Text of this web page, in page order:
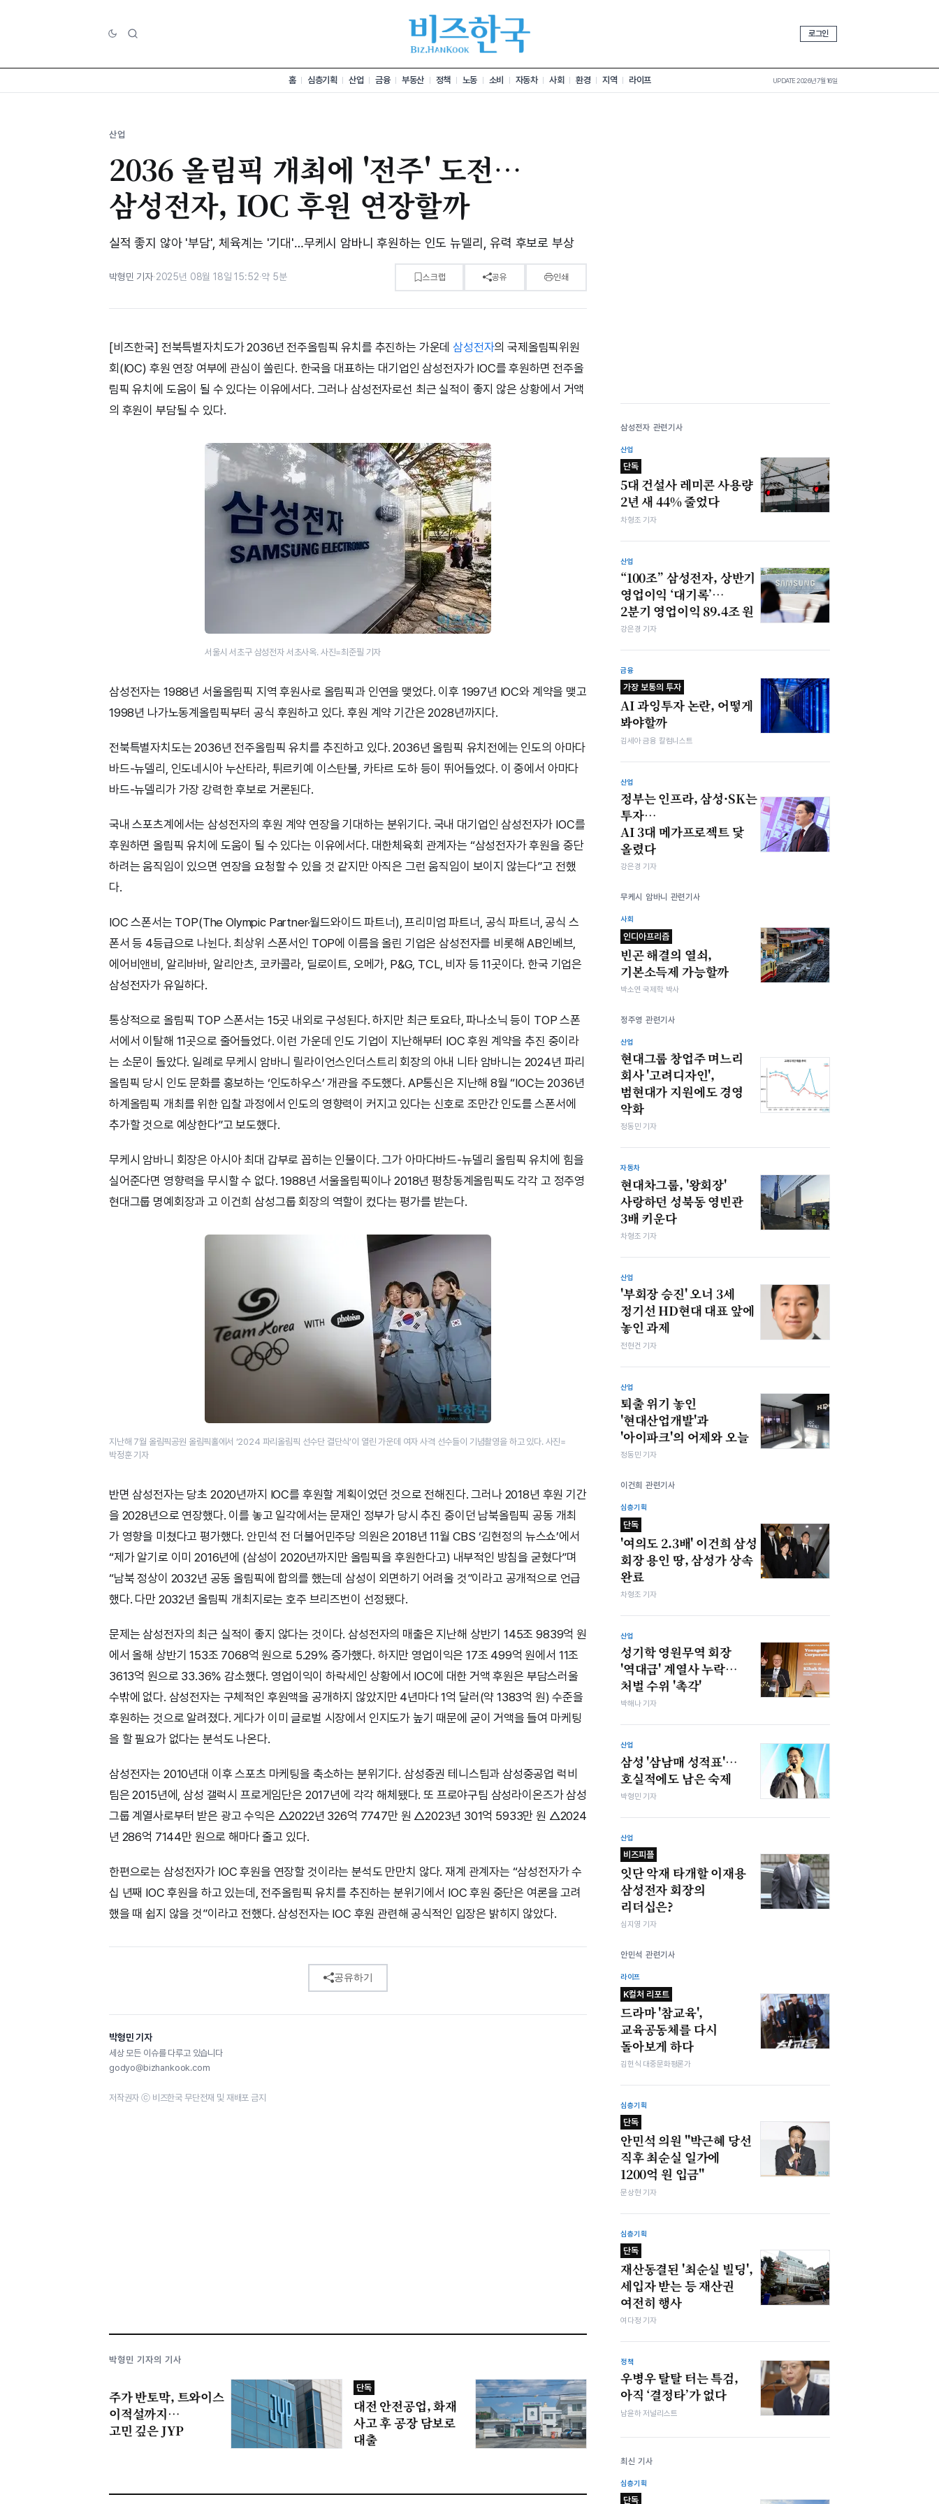
로그인
홈 심층기획 산업 금융 부동산 정책 노동 소비 자동차 사회 환경 지역 라이프 UPDATE 2026년 7월 16일
산업
2036 올림픽 개최에 '전주' 도전…
삼성전자, IOC 후원 연장할까
실적 좋지 않아 '부담', 체육계는 '기대'…무케시 암바니 후원하는 인도 뉴델리, 유력 후보로 부상
박형민 기자·2025년 08월 18일 15:52·약 5분 스크랩 공유 인쇄
[비즈한국] 전북특별자치도가 2036년 전주올림픽 유치를 추진하는 가운데삼성전자의 국제올림픽위원
회(IOC) 후원 연장 여부에 관심이 쏠린다. 한국을 대표하는 대기업인 삼성전자가 IOC를 후원하면 전주올
림픽 유치에 도움이 될 수 있다는 이유에서다. 그러나 삼성전자로선 최근 실적이 좋지 않은 상황에서 거액
의 후원이 부담될 수 있다.
서울시 서초구 삼성전자 서초사옥. 사진=최준필 기자
삼성전자는 1988년 서울올림픽 지역 후원사로 올림픽과 인연을 맺었다. 이후 1997년 IOC와 계약을 맺고
1998년 나가노동계올림픽부터 공식 후원하고 있다. 후원 계약 기간은 2028년까지다.
전북특별자치도는 2036년 전주올림픽 유치를 추진하고 있다. 2036년 올림픽 유치전에는 인도의 아마다
바드-뉴델리, 인도네시아 누산타라, 튀르키예 이스탄불, 카타르 도하 등이 뛰어들었다. 이 중에서 아마다
바드-뉴델리가 가장 강력한 후보로 거론된다.
국내 스포츠계에서는 삼성전자의 후원 계약 연장을 기대하는 분위기다. 국내 대기업인 삼성전자가 IOC를
후원하면 올림픽 유치에 도움이 될 수 있다는 이유에서다. 대한체육회 관계자는 “삼성전자가 후원을 중단
하려는 움직임이 있으면 연장을 요청할 수 있을 것 같지만 아직은 그런 움직임이 보이지 않는다”고 전했
다.
IOC 스폰서는 TOP(The Olympic Partner·월드와이드 파트너), 프리미엄 파트너, 공식 파트너, 공식 스
폰서 등 4등급으로 나뉜다. 최상위 스폰서인 TOP에 이름을 올린 기업은 삼성전자를 비롯해 AB인베브,
에어비앤비, 알리바바, 알리안츠, 코카콜라, 딜로이트, 오메가, P&G, TCL, 비자 등 11곳이다. 한국 기업은
삼성전자가 유일하다.
통상적으로 올림픽 TOP 스폰서는 15곳 내외로 구성된다. 하지만 최근 토요타, 파나소닉 등이 TOP 스폰
서에서 이탈해 11곳으로 줄어들었다. 이런 가운데 인도 기업이 지난해부터 IOC 후원 계약을 추진 중이라
는 소문이 돌았다. 일례로 무케시 암바니 릴라이언스인더스트리 회장의 아내 니타 암바니는 2024년 파리
올림픽 당시 인도 문화를 홍보하는 ‘인도하우스’ 개관을 주도했다. AP통신은 지난해 8월 “IOC는 2036년
하계올림픽 개최를 위한 입찰 과정에서 인도의 영향력이 커지고 있다는 신호로 조만간 인도를 스폰서에
추가할 것으로 예상한다”고 보도했다.
무케시 암바니 회장은 아시아 최대 갑부로 꼽히는 인물이다. 그가 아마다바드-뉴델리 올림픽 유치에 힘을
실어준다면 영향력을 무시할 수 없다. 1988년 서울올림픽이나 2018년 평창동계올림픽도 각각 고 정주영
현대그룹 명예회장과 고 이건희 삼성그룹 회장의 역할이 컸다는 평가를 받는다.
지난해 7월 올림픽공원 올림픽홀에서 ‘2024 파리올림픽 선수단 결단식’이 열린 가운데 여자 사격 선수들이 기념촬영을 하고 있다. 사진=
박정훈 기자
반면 삼성전자는 당초 2020년까지 IOC를 후원할 계획이었던 것으로 전해진다. 그러나 2018년 후원 기간
을 2028년으로 연장했다. 이를 놓고 일각에서는 문재인 정부가 당시 추진 중이던 남북올림픽 공동 개최
가 영향을 미쳤다고 평가했다. 안민석 전 더불어민주당 의원은 2018년 11월 CBS ‘김현정의 뉴스쇼’에서
“제가 알기로 이미 2016년에 (삼성이 2020년까지만 올림픽을 후원한다고) 내부적인 방침을 굳혔다”며
“남북 정상이 2032년 공동 올림픽에 합의를 했는데 삼성이 외면하기 어려울 것”이라고 공개적으로 언급
했다. 다만 2032년 올림픽 개최지로는 호주 브리즈번이 선정됐다.
문제는 삼성전자의 최근 실적이 좋지 않다는 것이다. 삼성전자의 매출은 지난해 상반기 145조 9839억 원
에서 올해 상반기 153조 7068억 원으로 5.29% 증가했다. 하지만 영업이익은 17조 499억 원에서 11조
3613억 원으로 33.36% 감소했다. 영업이익이 하락세인 상황에서 IOC에 대한 거액 후원은 부담스러울
수밖에 없다. 삼성전자는 구체적인 후원액을 공개하지 않았지만 4년마다 1억 달러(약 1383억 원) 수준을
후원하는 것으로 알려졌다. 게다가 이미 글로벌 시장에서 인지도가 높기 때문에 굳이 거액을 들여 마케팅
을 할 필요가 없다는 분석도 나온다.
삼성전자는 2010년대 이후 스포츠 마케팅을 축소하는 분위기다. 삼성증권 테니스팀과 삼성중공업 럭비
팀은 2015년에, 삼성 갤럭시 프로게임단은 2017년에 각각 해체됐다. 또 프로야구팀 삼성라이온즈가 삼성
그룹 계열사로부터 받은 광고 수익은 △2022년 326억 7747만 원 △2023년 301억 5933만 원 △2024
년 286억 7144만 원으로 해마다 줄고 있다.
한편으로는 삼성전자가 IOC 후원을 연장할 것이라는 분석도 만만치 않다. 재계 관계자는 “삼성전자가 수
십 년째 IOC 후원을 하고 있는데, 전주올림픽 유치를 추진하는 분위기에서 IOC 후원 중단은 여론을 고려
했을 때 쉽지 않을 것”이라고 전했다. 삼성전자는 IOC 후원 관련해 공식적인 입장은 밝히지 않았다.
공유하기
박형민 기자
세상 모든 이슈를 다루고 있습니다
godyo@bizhankook.com
저작권자 ⓒ 비즈한국 무단전재 및 재배포 금지
박형민 기자의 기사
주가 반토막, 트와이스
이적설까지…
고민 깊은 JYP
단독
대전 안전공업, 화재
사고 후 공장 담보로
대출
삼성전자 관련기사
산업
단독
5대 건설사 레미콘 사용량
2년 새 44% 줄었다
차형조 기자
산업
“100조” 삼성전자, 상반기
영업이익 ‘대기록’…
2분기 영업이익 89.4조 원
강은경 기자
금융
가장 보통의 투자
AI 과잉투자 논란, 어떻게
봐야할까
김세아 금융 칼럼니스트
산업
정부는 인프라, 삼성·SK는
투자…
AI 3대 메가프로젝트 닻
올렸다
강은경 기자
무케시 암바니 관련기사
사회
인디아프리즘
빈곤 해결의 열쇠,
기본소득제 가능할까
박소연 국제학 박사
정주영 관련기사
산업
현대그룹 창업주 며느리
회사 '고려디자인',
범현대가 지원에도 경영
악화
정동민 기자
자동차
현대차그룹, '왕회장'
사랑하던 성북동 영빈관
3배 키운다
차형조 기자
산업
'부회장 승진' 오너 3세
정기선 HD현대 대표 앞에
놓인 과제
전현건 기자
산업
퇴출 위기 놓인
'현대산업개발'과
'아이파크'의 어제와 오늘
정동민 기자
이건희 관련기사
심층기획
단독
'여의도 2.3배' 이건희 삼성
회장 용인 땅, 삼성가 상속
완료
차형조 기자
산업
성기학 영원무역 회장
'역대급' 계열사 누락…
처벌 수위 '촉각'
박해나 기자
산업
삼성 '삼남매 성적표'…
호실적에도 남은 숙제
박형민 기자
산업
비즈피플
잇단 악재 타개할 이재용
삼성전자 회장의
리더십은?
심지영 기자
안민석 관련기사
라이프
K컬처 리포트
드라마 '참교육',
교육공동체를 다시
돌아보게 하다
김헌식 대중문화평론가
심층기획
단독
안민석 의원 "박근혜 당선
직후 최순실 일가에
1200억 원 입금"
문상현 기자
심층기획
단독
재산동결된 '최순실 빌딩',
세입자 받는 등 재산권
여전히 행사
여다정 기자
정책
우병우 탈탈 터는 특검,
아직 ‘결정타’가 없다
남윤하 저널리스트
최신 기사
심층기획
단독